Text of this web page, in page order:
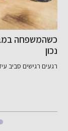
שיפור האשראי
דירוג אשראי שלי: מה